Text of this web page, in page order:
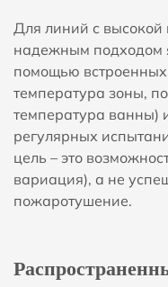
Для линий с высокой
надежным подходом
помощью встроенных
температура зоны,
температура ванны)
регулярных
цель – это
вариация), а не
пожаротушение.